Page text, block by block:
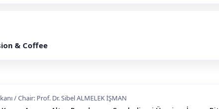
& Coffee
/ Chair: Prof. Dr. Sibel ALMELEK İŞMAN